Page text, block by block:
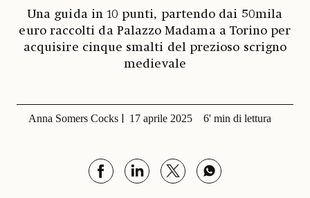
Una guida in 10 punti, partendo dai 50mila
euro raccolti da Palazzo Madama a Torino per
acquisire cinque smalti del prezioso scrigno
medievale
Anna Somers Cocks 17 aprile 2025 6' min di lettura